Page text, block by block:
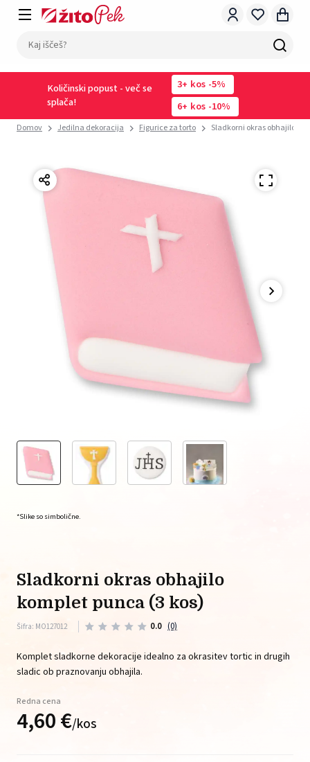
Količinski popust - več se
splača!
3 kos -5%
6
kos -10%
Domov Jedilna dekoracija Figurice za torto Sladkorni okras obhajilo
*Slike so simbolične.
sladkorni okras obhajilo
komplet punca (3 kos)
Šifra: MO127012 0.0 (0)
Komplet sladkorne dekoracije idealno za okrasitev tortic in drugih
sladic ob praznovanju obhajila.
Redna cena
4,60€/kos